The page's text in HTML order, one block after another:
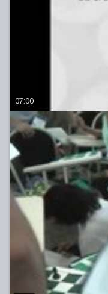
07:00